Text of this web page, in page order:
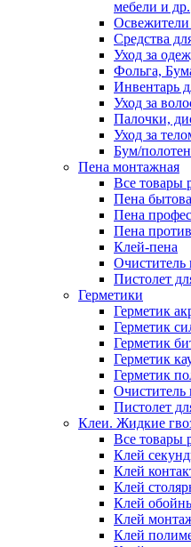
мебели и др.
Освежители
Средства
Уход за
Фольга,
Инвентарь
Уход за
Палочки,
Уход за
Бум/
Пена монтажная
Все товары
Пена
Пена
Пена
Клей-пена
Очиститель
Пистолет
Герметики
Герметик
Герметик
Герметик
Герметик
Герметик
Очиститель
Пистолет
Клеи. Жидкие
Все товары
Клей
Клей
Клей
Клей
Клей
Клей